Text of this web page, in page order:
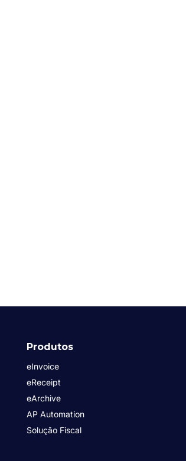
Produtos
eInvoice
eReceipt
eArchive
AP Automation
Solução Fiscal